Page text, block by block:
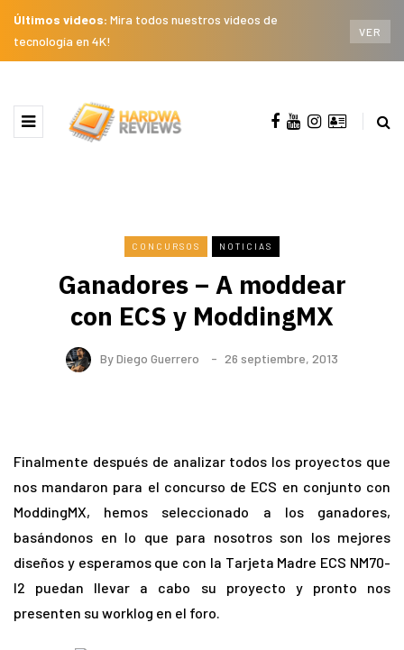
Últimos videos: Mira todos nuestros videos de
tecnología en 4K!
VER
CONCURSOS NOTICIAS
Ganadores – A moddear
con ECS y ModdingMX
ByDiego Guerrero 26 septiembre, 2013
Finalmente después de analizar todos los proyectos que
nos mandaron para el concurso de ECS en conjunto con
ModdingMX, hemos seleccionado a los ganadores,
basándonos en lo que para nosotros son los mejores
diseños y esperamos que con la Tarjeta Madre ECS NM70-
I2 puedan llevar a cabo su proyecto y pronto nos
presenten su worklog en el foro.